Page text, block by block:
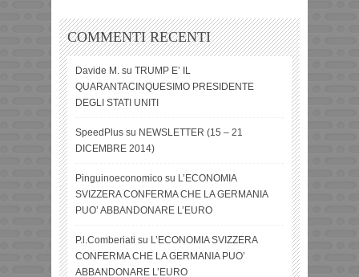
COMMENTI RECENTI
Davide M. su TRUMP E’ IL
QUARANTACINQUESIMO PRESIDENTE
DEGLI STATI UNITI
SpeedPlus su NEWSLETTER (15 – 21
DICEMBRE 2014)
Pinguinoeconomico su L’ECONOMIA
SVIZZERA CONFERMA CHE LA GERMANIA
PUO’ ABBANDONARE L’EURO
P.l.Comberiati su L’ECONOMIA SVIZZERA
CONFERMA CHE LA GERMANIA PUO’
ABBANDONARE L’EURO